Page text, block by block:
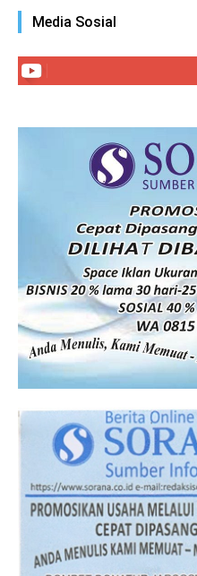
Media Sosial